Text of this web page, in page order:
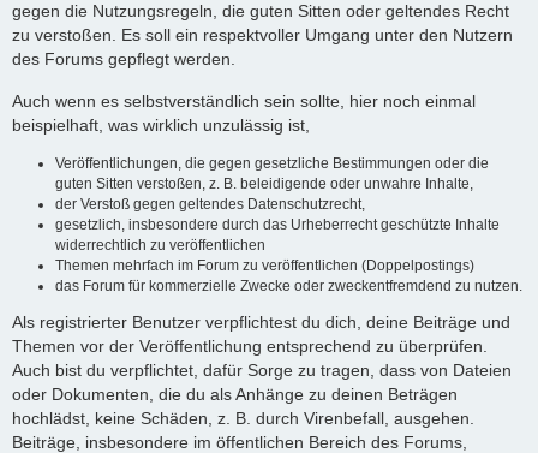
gegen die Nutzungsregeln, die guten Sitten oder geltendes Recht
zu verstoßen. Es soll ein respektvoller Umgang unter den Nutzern
des Forums gepflegt werden.
Auch wenn es selbstverständlich sein sollte, hier noch einmal
beispielhaft, was wirklich unzulässig ist,
Veröffentlichungen, die gegen gesetzliche Bestimmungen oder die
guten Sitten verstoßen, z. B. beleidigende oder unwahre Inhalte,
der Verstoß gegen geltendes Datenschutzrecht,
gesetzlich, insbesondere durch das Urheberrecht geschützte Inhalte
widerrechtlich zu veröffentlichen
Themen mehrfach im Forum zu veröffentlichen (Doppelpostings)
das Forum für kommerzielle Zwecke oder zweckentfremdend zu nutzen.
Als registrierter Benutzer verpflichtest du dich, deine Beiträge und
Themen vor der Veröffentlichung entsprechend zu überprüfen.
Auch bist du verpflichtet, dafür Sorge zu tragen, dass von Dateien
oder Dokumenten, die du als Anhänge zu deinen Beträgen
hochlädst, keine Schäden, z. B. durch Virenbefall, ausgehen.
Beiträge, insbesondere im öffentlichen Bereich des Forums,